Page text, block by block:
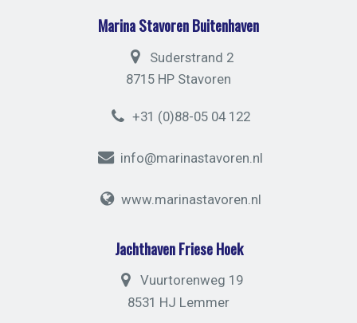
Marina Stavoren Buitenhaven
Suderstrand 2
8715 HP Stavoren
+31 (0)88-05 04 122
info@marinastavoren.nl
www.marinastavoren.nl
Jachthaven Friese Hoek
Vuurtorenweg 19
8531 HJ Lemmer